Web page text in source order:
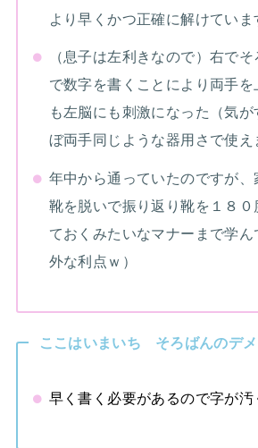
より早くかつ正確に解けてい
（息子は左利きなので）右で
で数字を書くことにより両手
も左脳にも刺激になった（気
ぼ両手同じような器用さで使え
年中から通っていたのですが、
靴を脱いで振り返り靴を１８
ておくみたいなマナーまで学
外な利点ｗ）
ここはいまいち そろばんのデメ
早く書く必要があるので字が汚